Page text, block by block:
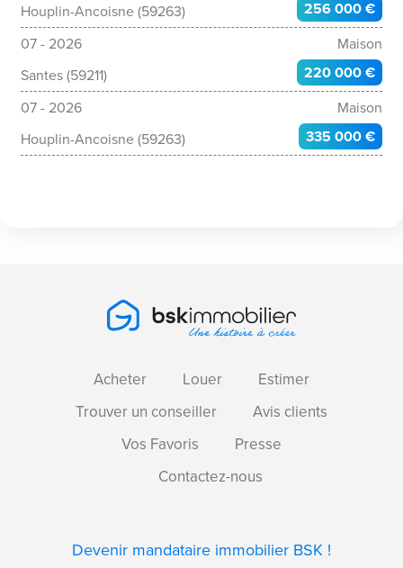
Houplin-Ancoisne (59263)
256 000 €
07 - 2026
Maison
Santes (59211)
220 000 €
07 - 2026
Maison
Houplin-Ancoisne (59263)
335 000 €
Acheter Louer
Estimer
Trouver un conseiller
Avis clients
Vos Favoris
Presse
Contactez-nous
Devenir mandataire immobilier BSK !